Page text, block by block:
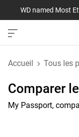
WD named Most
Accueil Tous les
Comparer
My Passport,